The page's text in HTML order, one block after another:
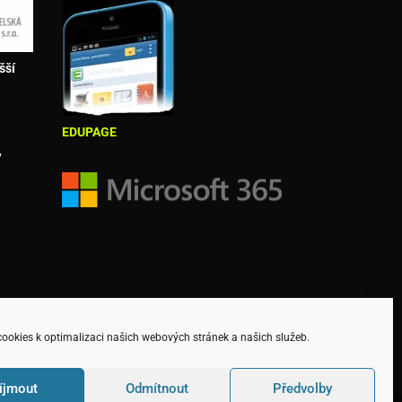
k optimalizaci našich webových stránek a našich služeb.
Odmítnout Předvolby
EDUPAGE